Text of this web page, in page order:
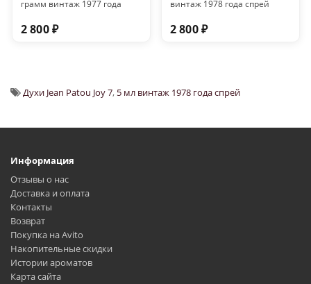
грамм винтаж 1977 года
2 800 ₽
винтаж 1978 года спрей
2 800 ₽
Духи Jean Patou Joy 7, 5 мл винтаж 1978 года спрей
Информация
Отзывы о нас
Доставка и оплата
Контакты
Возврат
Покупка на Avito
Накопительные скидки
Истории ароматов
Карта сайта